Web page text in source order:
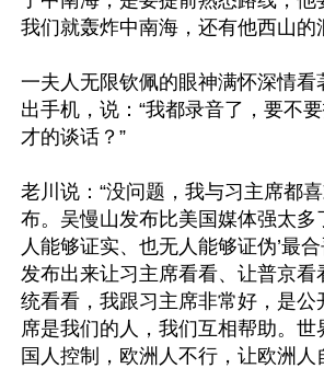
我们就轰炸中南海，还有他西山的
一夫人无限钦佩的眼神满怀深情看
出手机，说：“我都录音了，要不
才的谈话？”
老川说：“没问题，我与习主席都
布。吴慢山发布比美国媒体强太多
人能够证实、也无人能够证伪’最
发布出来让习主席看看、让普京看
统看看，我跟习主席非常好，是公
席是我们的人，我们互相帮助。世
国人控制，欧洲人不行，让欧洲